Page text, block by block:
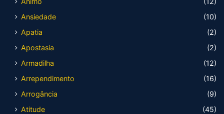
Ansiedade
(10)
Apatia
(2)
Apostasia
(2)
Armadilha
(12)
Arrependimento
(16)
Arrogância
(9)
Atitude
(45)